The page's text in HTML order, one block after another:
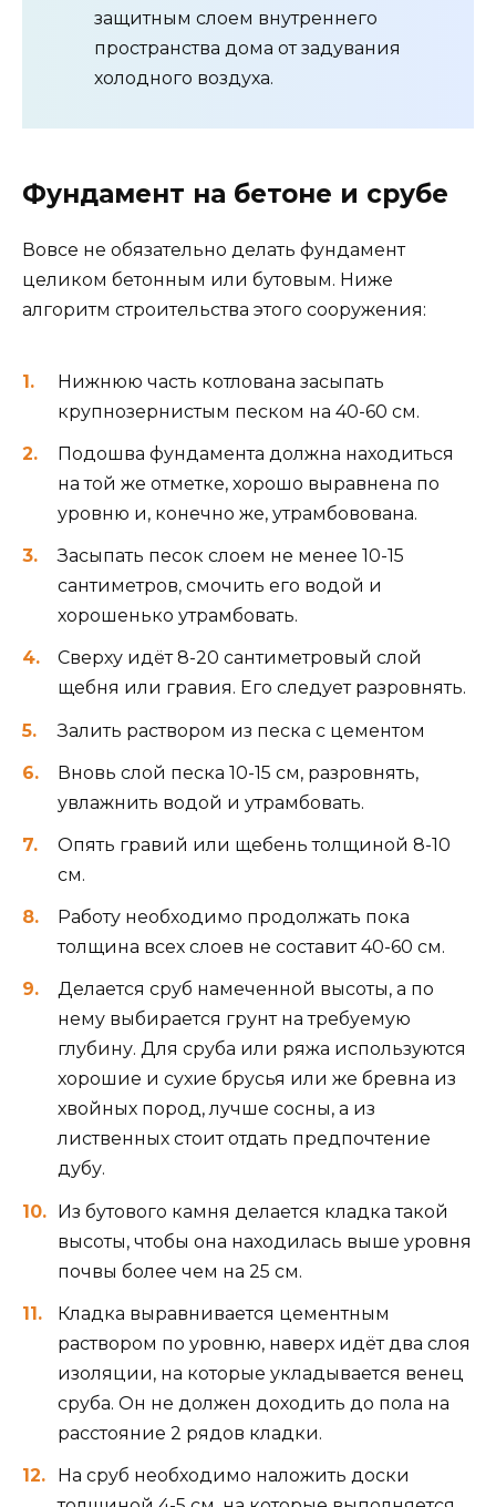
защитным слоем внутреннего
пространства дома от задувания
холодного воздуха.
Фундамент на бетоне и срубе
Вовсе не обязательно делать фундамент
целиком бетонным или бутовым. Ниже
алгоритм строительства этого сооружения:
Нижнюю часть котлована засыпать
крупнозернистым песком на 40-60 см.
Подошва фундамента должна находиться
на той же отметке, хорошо выравнена по
уровню и, конечно же, утрамбовована.
Засыпать песок слоем не менее 10-15
сантиметров, смочить его водой и
хорошенько утрамбовать.
Сверху идёт 8-20 сантиметровый слой
щебня или гравия. Его следует разровнять.
Залить раствором из песка с цементом
Вновь слой песка 10-15 см, разровнять,
увлажнить водой и утрамбовать.
Опять гравий или щебень толщиной 8-10
см.
Работу необходимо продолжать пока
толщина всех слоев не составит 40-60 см.
Делается сруб намеченной высоты, а по
нему выбирается грунт на требуемую
глубину. Для сруба или ряжа используются
хорошие и сухие брусья или же бревна из
хвойных пород, лучше сосны, а из
лиственных стоит отдать предпочтение
дубу.
Из бутового камня делается кладка такой
высоты, чтобы она находилась выше уровня
почвы более чем на 25 см.
Кладка выравнивается цементным
раствором по уровню, наверх идёт два слоя
изоляции, на которые укладывается венец
сруба. Он не должен доходить до пола на
расстояние 2 рядов кладки.
На сруб необходимо наложить доски